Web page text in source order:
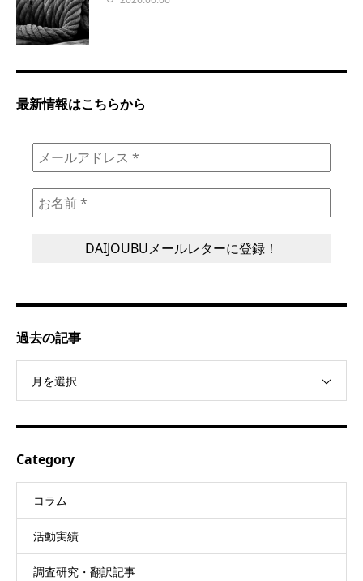
最新情報はこちらから
過去の記事
月を選択
Category
コラム
活動実績
調査研究・翻訳記事